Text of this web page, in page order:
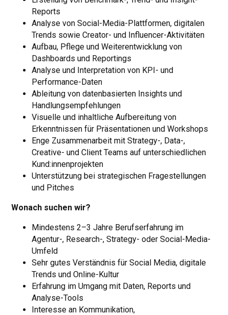
Reports
Analyse von Social-Media-Plattformen, digitalen
Trends sowie Creator- und Influencer-Aktivitäten
Aufbau, Pflege und Weiterentwicklung von
Dashboards und Reportings
Analyse und Interpretation von KPI- und
Performance-Daten
Ableitung von datenbasierten Insights und
Handlungsempfehlungen
Visuelle und inhaltliche Aufbereitung von
Erkenntnissen für Präsentationen und Workshops
Enge Zusammenarbeit mit Strategy-, Data-,
Creative- und Client Teams auf unterschiedlichen
Kund:innenprojekten
Unterstützung bei strategischen Fragestellungen
und Pitches
Wonach suchen wir?
Mindestens 2–3 Jahre Berufserfahrung im
Agentur-, Research-, Strategy- oder Social-Media-
Umfeld
Sehr gutes Verständnis für Social Media, digitale
Trends und Online-Kultur
Erfahrung im Umgang mit Daten, Reports und
Analyse-Tools
Interesse an Kommunikation,